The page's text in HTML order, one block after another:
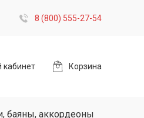
8 (800) 555-27-54
кабинет Корзина
баяны, аккордеоны